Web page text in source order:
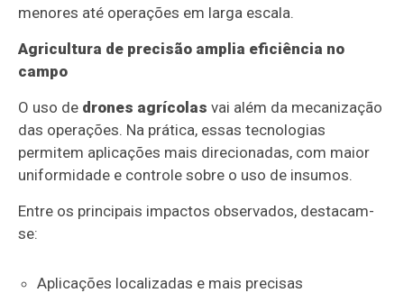
menores até operações em larga escala.
Agricultura de precisão amplia eficiência no
campo
O uso de drones agrícolas vai além da mecanização
das operações. Na prática, essas tecnologias
permitem aplicações mais direcionadas, com maior
uniformidade e controle sobre o uso de insumos.
Entre os principais impactos observados, destacam-
se:
Aplicações localizadas e mais precisas